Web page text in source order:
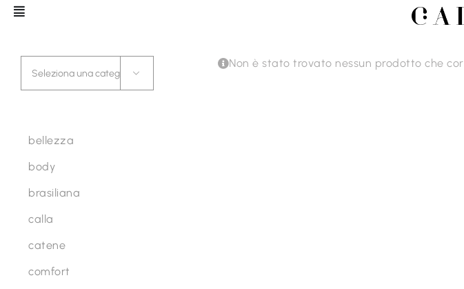
Salta
Non è stato trovato nessun prodotto che

bellezza
body
brasiliana
calla
catene
comfort